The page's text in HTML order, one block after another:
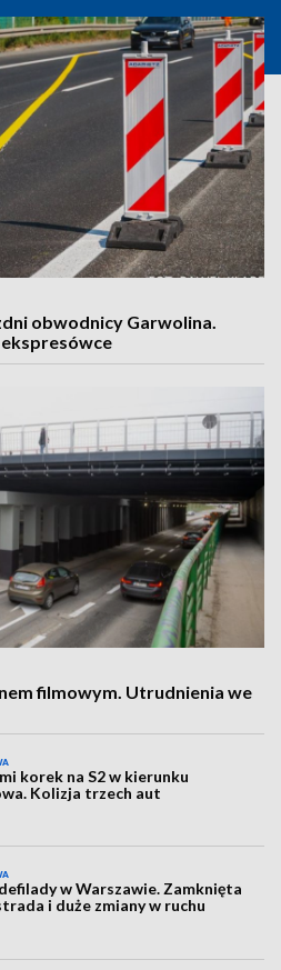
obwodnicy Garwolina.
filmowym. Utrudnienia we
korek na S2 w kierunku
Kolizja trzech aut
w Warszawie. Zamknięta
i duże zmiany w ruchu